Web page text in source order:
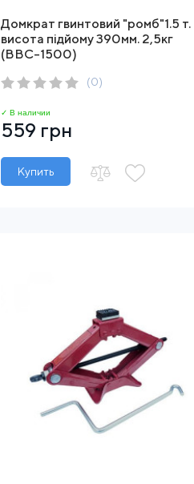
Домкрат гвинтовий "ромб"1.5 т.
висота підйому 390мм. 2,5кг
(BBC-1500)
(0)
✓ В наличии
559 грн
Купить